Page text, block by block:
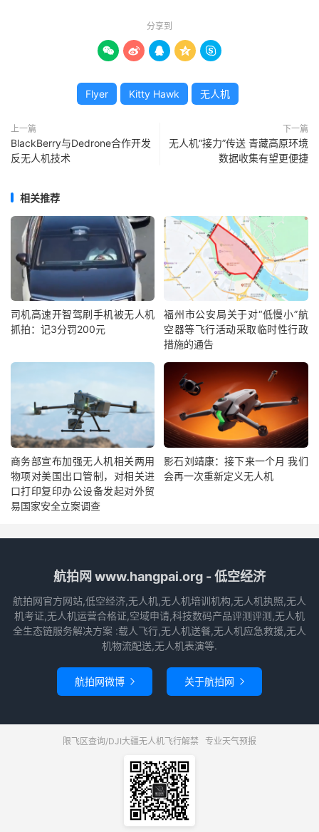
分享到
    
Flyer Kitty Hawk 无人机
上一篇
BlackBerry与Dedrone合作开发
反无人机技术
下一篇
无人机“接力”传送 青藏高原环境
数据收集有望更便捷
相关推荐
司机高速开智驾刷手机被无人机
抓拍：记3分罚200元
福州市公安局关于对“低慢小”航
空器等飞行活动采取临时性行政
措施的通告
商务部宣布加强无人机相关两用
物项对美国出口管制，对相关进
口打印复印办公设备发起对外贸
易国家安全立案调查
影石刘靖康：接下来一个月 我们
会再一次重新定义无人机
航拍网 www.hangpai.org - 低空经济
航拍网官方网站,低空经济,无人机,无人机培训机构,无人机执照,无人
机考证,无人机运营合格证,空域申请,科技数码产品评测评测,无人机
全生态链服务解决方案 :载人飞行,无人机送餐,无人机应急救援,无人
机物流配送,无人机表演等.
航拍网微博  关于航拍网 
限飞区查询/DJI大疆无人机飞行解禁 专业天气预报